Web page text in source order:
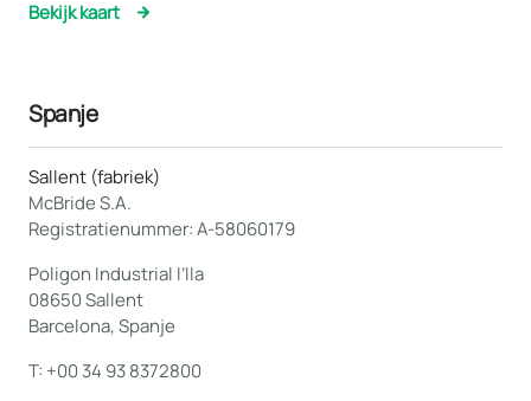
Bekijk kaart
Spanje
Sallent (fabriek)
McBride S.A.
Registratienummer: A-58060179
Poligon Industrial I’lla
08650 Sallent
Barcelona, Spanje
T: +00 34 93 8372800